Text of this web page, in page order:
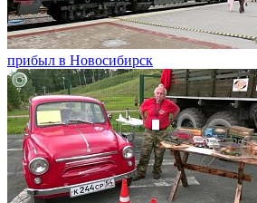
прибыл в Новосибирск